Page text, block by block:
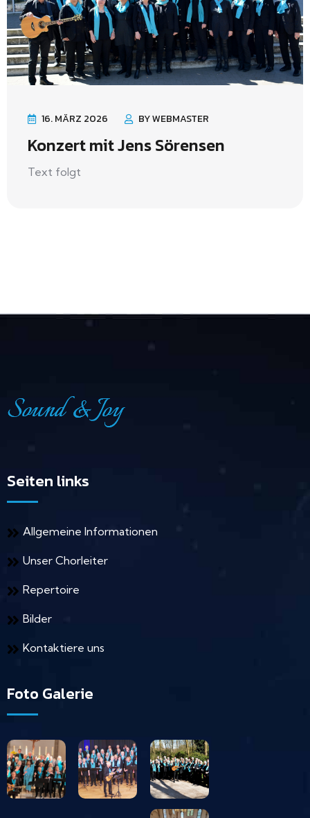
16. MÄRZ 2026 BY WEBMASTER
Konzert mit Jens Sörensen
Text folgt
Seiten links
Allgemeine Informationen
Unser Chorleiter
Repertoire
Bilder
Kontaktiere uns
Foto Galerie